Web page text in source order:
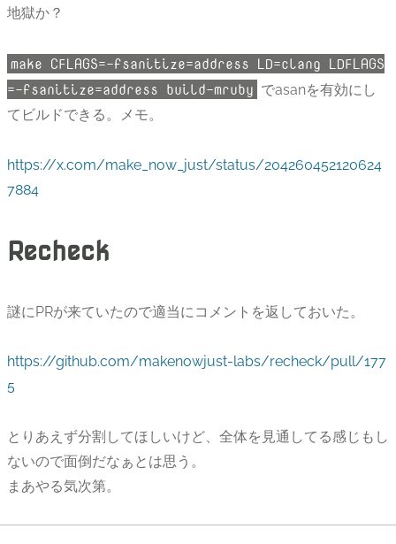
地獄か？
make CFLAGS=-fsanitize=address LD=clang LDFLAGS
=-fsanitize=address build-mruby でasanを有効にし
てビルドできる。メモ。
https://x.com/make_now_just/status/204260452120624
7884
Recheck
謎にPRが来ていたので適当にコメントを返しておいた。
https://github.com/makenowjust-labs/recheck/pull/177
5
とりあえず分割してほしいけど、全体を見通してる感じもし
ないので面倒だなぁとは思う。
まあやる気次第。